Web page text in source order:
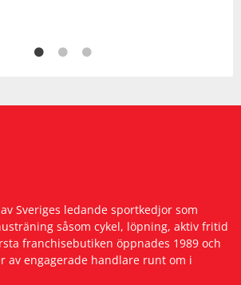
Sveriges ledande sportkedjor som
såsom cykel, löpning, aktiv fritid
franchisebutiken öppnades 1989 och
av engagerade handlare runt om i